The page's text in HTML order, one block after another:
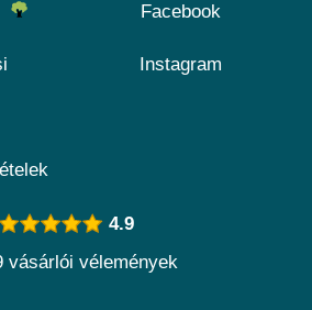
Facebook
Instagram
4.9
vásárlói vélemények